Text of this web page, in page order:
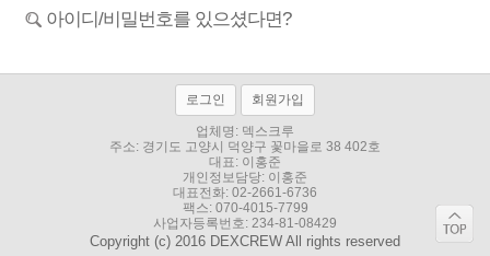
아이디/비밀번호를 있으셨다면?
로그인 회원가입
업체명: 덱스크루
주소: 경기도 고양시 덕양구 꽃마을로 38 402호
대표: 이홍준
개인정보담당: 이홍준
대표전화: 02-2661-6736
팩스: 070-4015-7799
사업자등록번호: 234-81-08429
Copyright (c) 2016 DEXCREW All rights reserved